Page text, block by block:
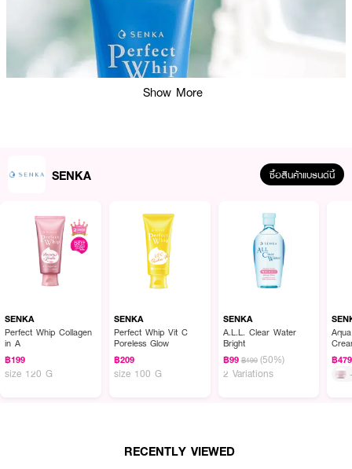
ผลลัพธ์ที่ได้ :
อณูละเอียด นุ่มละมุนเสมือนวิปครีม ทำความสะอาดล้ำลึกยิ่งขึ้น ทั้งเมคอัพกันน้ำ
สิ่งสกปรก และสิ่งตกค้างที่มองไม่เห็นอย่าง ฝุ่น มลภาวะ หรือแม้แต่ฝุ่นขนาดเล็ก
อย่าง PM 2.5 โดยไม่ทิ้งสิ่งตกค้างบนผิว ผิวสะอาดใส เนียนนุ่ม ชุ่มชื่นยิ่งขึ้น
• โฟมล้างหน้าที่สามารถตีฟองโฟมนุ่มละมุนเสมือนวิปครีมได้เอง
• ผิวสะอาดใส เนียนนุ่ม ชุ่มชื่นยิ่งขึ้น
Show More
SENKA ซื้อสินค้าแบรนด์นี้
SENKA
Perfect Whip Collagen
in A
฿199
size 120 G
SENKA
Perfect Whip Vit C
Poreless Glow
฿209
size 100 G
SENKA
A.L.L. Clear Water
Bright
฿99 ฿199 (50%)
2 Variations
฿479
RECENTLY VIEWED